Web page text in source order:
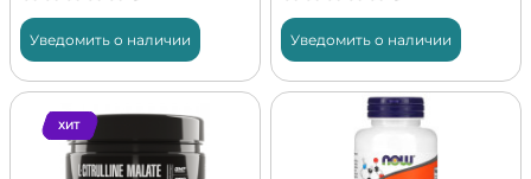
Уведомить о наличии Уведомить о наличии
ХИТ